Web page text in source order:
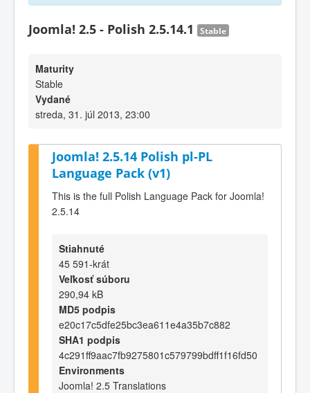
Joomla! 2.5 - Polish 2.5.14.1 Stable
Maturity
Stable
Vydané
streda, 31. júl 2013, 23:00
Joomla! 2.5.14 Polish pl-PL
Language Pack (v1)
This is the full Polish Language Pack for Joomla!
2.5.14
Stiahnuté
45 591-krát
Veľkosť súboru
290,94 kB
MD5 podpis
e20c17c5dfe25bc3ea611e4a35b7c882
SHA1 podpis
4c291ff9aac7fb9275801c579799bdff1f16fd50
Environments
Joomla! 2.5 Translations